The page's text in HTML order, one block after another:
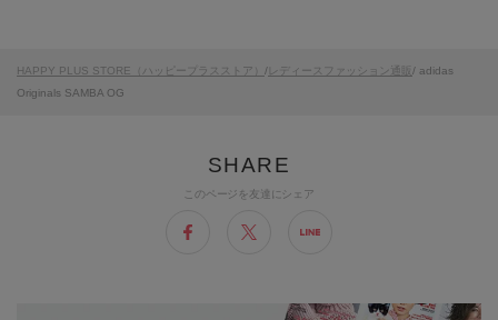
このページを友達にシェア
HAPPY PLUS STORE（ハッピープラスストア） / レディースファッション通販 / adidas
Originals SAMBA OG